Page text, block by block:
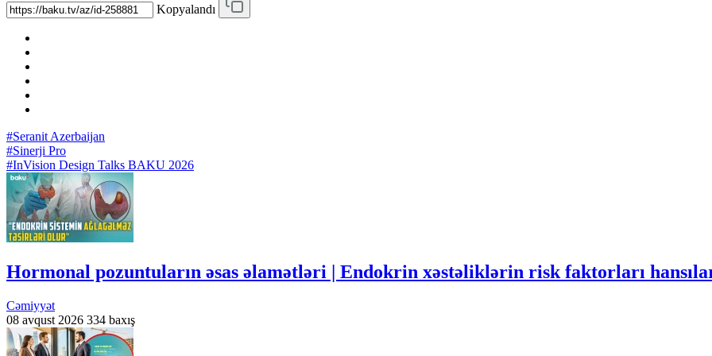
Kopyalandı
#Seranit Azerbaijan
#Sinerji Pro
#InVision Design Talks BAKU 2026
Hormonal pozuntuların əsas əlamətləri | Endokrin xəstəliklərin risk faktorları
Cəmiyyət
08 avqust 2026 334 baxış